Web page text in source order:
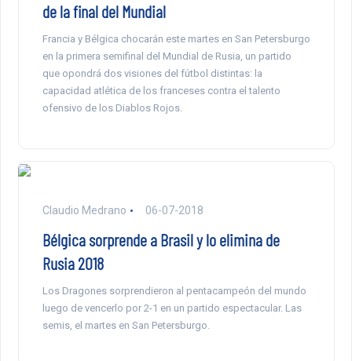
de la final del Mundial
Francia y Bélgica chocarán este martes en San Petersburgo
en la primera semifinal del Mundial de Rusia, un partido
que opondrá dos visiones del fútbol distintas: la
capacidad atlética de los franceses contra el talento
ofensivo de los Diablos Rojos.
Claudio Medrano 06-07-2018
Bélgica sorprende a Brasil y lo elimina de
Rusia 2018
Los Dragones sorprendieron al pentacampeón del mundo
luego de vencerlo por 2-1 en un partido espectacular. Las
semis, el martes en San Petersburgo.